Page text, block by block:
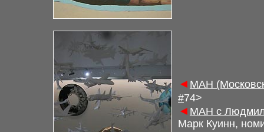
◄ МАН
#74>
◄ МАН с
Марк Куинн,